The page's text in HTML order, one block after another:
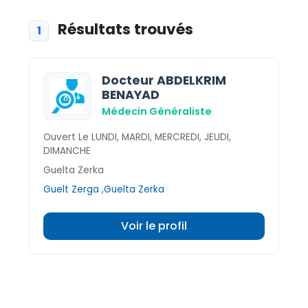
1 Résultats trouvés
Docteur ABDELKRIM
BENAYAD
Médecin Généraliste
Ouvert Le LUNDI, MARDI, MERCREDI, JEUDI,
DIMANCHE
Guelta Zerka
Guelt Zerga ,Guelta Zerka
Voir le profil